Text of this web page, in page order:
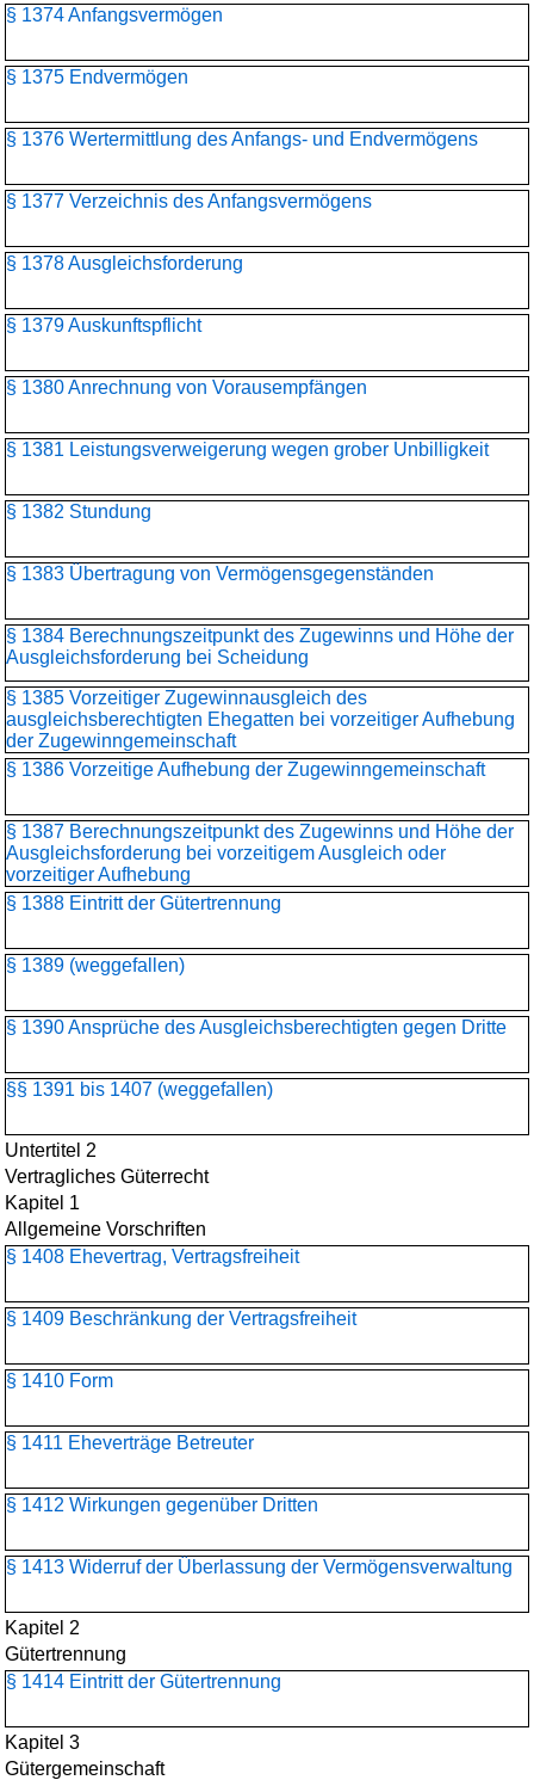
§ 1374 Anfangsvermögen
§ 1375 Endvermögen
§ 1376 Wertermittlung des Anfangs- und Endvermögens
§ 1377 Verzeichnis des Anfangsvermögens
§ 1378 Ausgleichsforderung
§ 1379 Auskunftspflicht
§ 1380 Anrechnung von Vorausempfängen
§ 1381 Leistungsverweigerung wegen grober Unbilligkeit
§ 1382 Stundung
§ 1383 Übertragung von Vermögensgegenständen
§ 1384 Berechnungszeitpunkt des Zugewinns und Höhe der
Ausgleichsforderung bei Scheidung
§ 1385 Vorzeitiger Zugewinnausgleich des
ausgleichsberechtigten Ehegatten bei vorzeitiger Aufhebung
der Zugewinngemeinschaft
§ 1386 Vorzeitige Aufhebung der Zugewinngemeinschaft
§ 1387 Berechnungszeitpunkt des Zugewinns und Höhe der
Ausgleichsforderung bei vorzeitigem Ausgleich oder
vorzeitiger Aufhebung
§ 1388 Eintritt der Gütertrennung
§ 1389 (weggefallen)
§ 1390 Ansprüche des Ausgleichsberechtigten gegen Dritte
§§ 1391 bis 1407 (weggefallen)
Untertitel 2
Vertragliches Güterrecht
Kapitel 1
Allgemeine Vorschriften
§ 1408 Ehevertrag, Vertragsfreiheit
§ 1409 Beschränkung der Vertragsfreiheit
§ 1410 Form
§ 1411 Eheverträge Betreuter
§ 1412 Wirkungen gegenüber Dritten
§ 1413 Widerruf der Überlassung der Vermögensverwaltung
Kapitel 2
Gütertrennung
§ 1414 Eintritt der Gütertrennung
Kapitel 3
Gütergemeinschaft